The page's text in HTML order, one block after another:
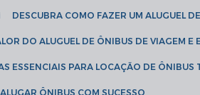
DESCUBRA COMO FAZER UM ALUGUEL
DO ALUGUEL DE ÔNIBUS DE VIAGEM
ESSENCIAIS PARA LOCAÇÃO DE ÔNIBUS
ÔNIBUS COM SUCESSO